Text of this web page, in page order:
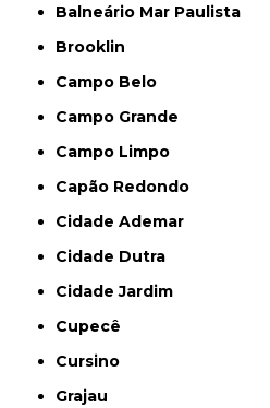
Balneário Mar Paulista
Brooklin
Campo Belo
Campo Grande
Campo Limpo
Capão Redondo
Cidade Ademar
Cidade Dutra
Cidade Jardim
Cupecê
Cursino
Grajau